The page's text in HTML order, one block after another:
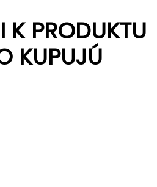
K PRODUKTU
KUPUJÚ